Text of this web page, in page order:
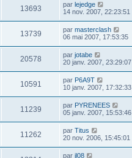
13693 par lejedge
14 nov. 2007, 22:23:51
13739 par masterclash
06 mai 2007, 17:53:35
20578 par jotabe
20 janv. 2007, 23:29:07
10591 par P6A9T
10 janv. 2007, 17:32:33
11239 par PYRENEES
05 janv. 2007, 15:53:46
11262 par Titus
20 nov. 2006, 15:45:01
par jl08